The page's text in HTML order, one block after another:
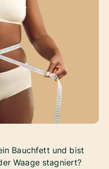
Bauchfett und bist
Waage stagniert?